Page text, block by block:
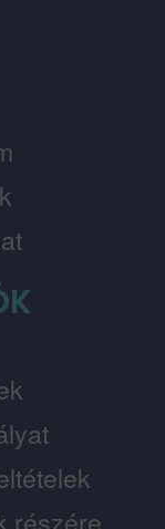
részére